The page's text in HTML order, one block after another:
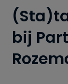
bij